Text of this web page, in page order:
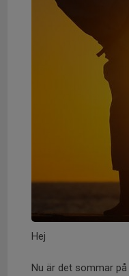
Hej
Nu är det sommar